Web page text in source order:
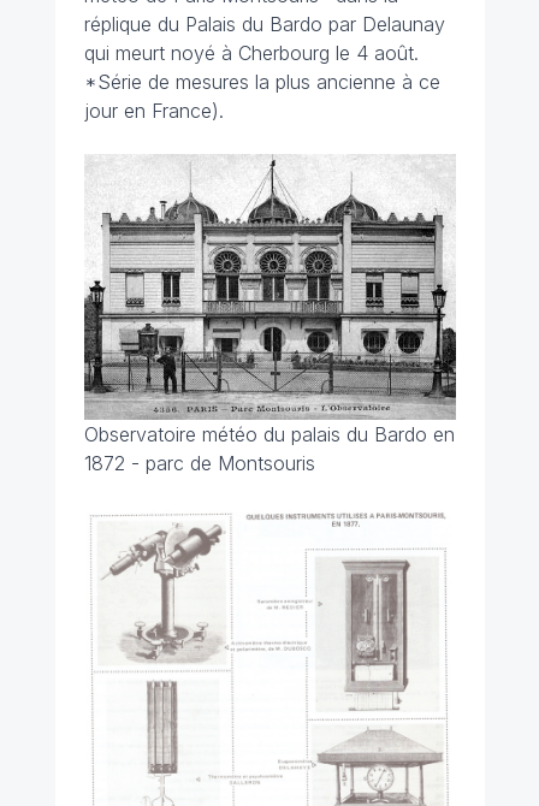
réplique du Palais du Bardo par Delaunay
qui meurt noyé à Cherbourg le 4 août.
*Série de mesures la plus ancienne à ce
jour en France).
Observatoire météo du palais du Bardo en
1872 - parc de Montsouris